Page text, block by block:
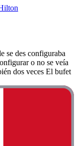
se des configuraba
o no se veía
dos veces El bufet